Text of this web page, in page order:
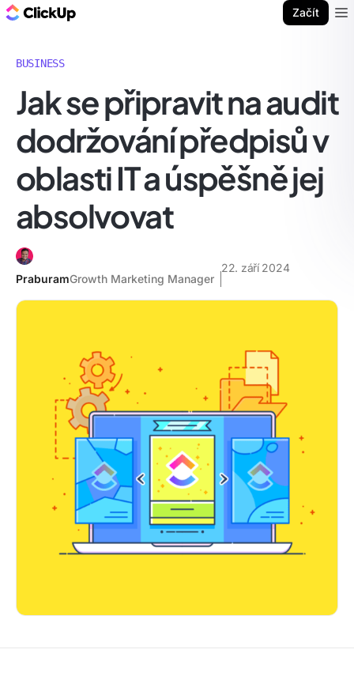
Začít
BUSINESS
Jak se připravit na audit
dodržování předpisů v
oblasti IT a úspěšně jej
absolvovat
PraburamGrowth Marketing Manager
22. září 2024